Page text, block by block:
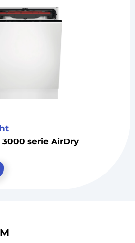
3000 serie AirDry